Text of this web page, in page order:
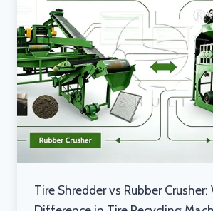
Tire Shredder vs Rubber